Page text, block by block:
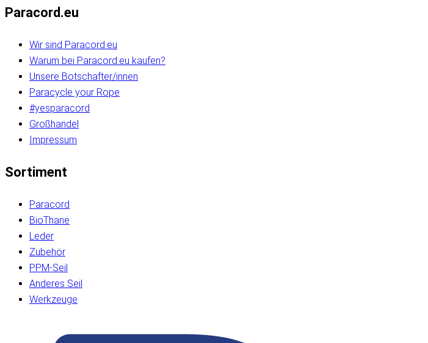
Paracord.eu
Wir sind Paracord.eu
Warum bei Paracord.eu kaufen?
Unsere Botschafter/innen
Paracycle your Rope
#yesparacord
Großhandel
Impressum
Sortiment
Paracord
BioThane
Leder
Zubehör
PPM-Seil
Anderes Seil
Werkzeuge